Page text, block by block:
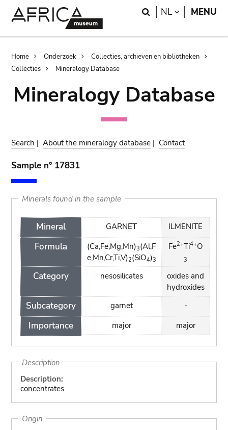
Search
NL LANGUAGE
MENU
Breadcrumb
Home Onderzoek
Collecties, archieven en bibliotheken
Collecties
Mineralogy Database
Mineralogy Database
Search |About the mineralogy database | Contact
Sample n° 17831
Minerals found in the sample
Mineral
Formula
Category
Subcategory
Importance
GARNET
(Ca,Fe,Mg,Mn)3(Al,F
e,Mn,Cr,Ti,V)2(SiO4)3
nesosilicates
garnet
major
ILMENITE
Fe2+Ti4+O
3
oxides and
hydroxides
-
major
Description
Description:
concentrates
Origin